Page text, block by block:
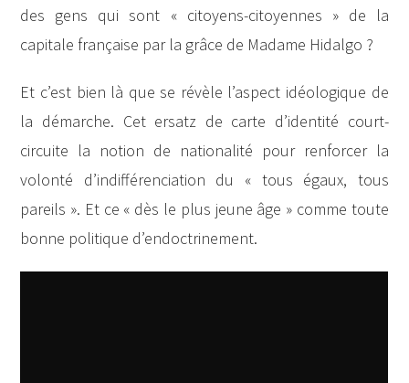
des gens qui sont « citoyens-citoyennes » de la
capitale française par la grâce de Madame Hidalgo ?
Et c’est bien là que se révèle l’aspect idéologique de
la démarche. Cet ersatz de carte d’identité court-
circuite la notion de nationalité pour renforcer la
volonté d’indifférenciation du « tous égaux, tous
pareils ». Et ce « dès le plus jeune âge » comme toute
bonne politique d’endoctrinement.